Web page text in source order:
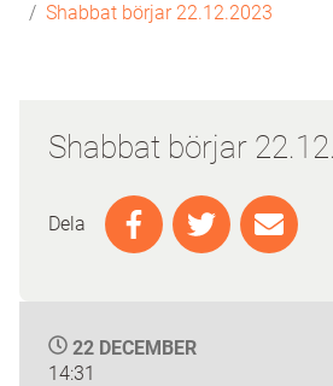
Shabbat börjar 22.12.2023
Shabbat börjar
Dela
22 DECEMBER
14:31